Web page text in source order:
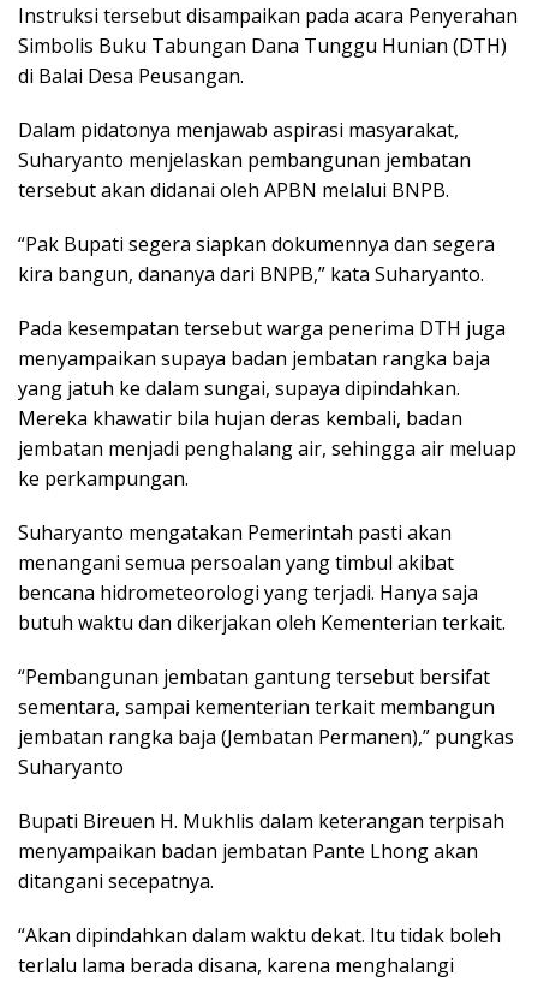
Instruksi tersebut disampaikan pada acara Penyerahan
Simbolis Buku Tabungan Dana Tunggu Hunian (DTH)
di Balai Desa Peusangan.
Dalam pidatonya menjawab aspirasi masyarakat,
Suharyanto menjelaskan pembangunan jembatan
tersebut akan didanai oleh APBN melalui BNPB.
“Pak Bupati segera siapkan dokumennya dan segera
kira bangun, dananya dari BNPB,” kata Suharyanto.
Pada kesempatan tersebut warga penerima DTH juga
menyampaikan supaya badan jembatan rangka baja
yang jatuh ke dalam sungai, supaya dipindahkan.
Mereka khawatir bila hujan deras kembali, badan
jembatan menjadi penghalang air, sehingga air meluap
ke perkampungan.
Suharyanto mengatakan Pemerintah pasti akan
menangani semua persoalan yang timbul akibat
bencana hidrometeorologi yang terjadi. Hanya saja
butuh waktu dan dikerjakan oleh Kementerian terkait.
“Pembangunan jembatan gantung tersebut bersifat
sementara, sampai kementerian terkait membangun
jembatan rangka baja (Jembatan Permanen),” pungkas
Suharyanto
Bupati Bireuen H. Mukhlis dalam keterangan terpisah
menyampaikan badan jembatan Pante Lhong akan
ditangani secepatnya.
“Akan dipindahkan dalam waktu dekat. Itu tidak boleh
terlalu lama berada disana, karena menghalangi